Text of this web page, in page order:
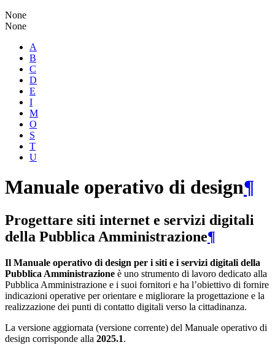
None
None
A
B
C
D
E
I
M
O
S
T
U
Manuale operativo di design¶
Progettare siti internet e servizi digitali
della Pubblica Amministrazione¶
Il Manuale operativo di design per i siti e i servizi digitali della
Pubblica Amministrazione è uno strumento di lavoro dedicato alla
Pubblica Amministrazione e i suoi fornitori e ha l’obiettivo di fornire
indicazioni operative per orientare e migliorare la progettazione e la
realizzazione dei punti di contatto digitali verso la cittadinanza.
La versione aggiornata (versione corrente) del Manuale operativo di
design corrisponde alla 2025.1.